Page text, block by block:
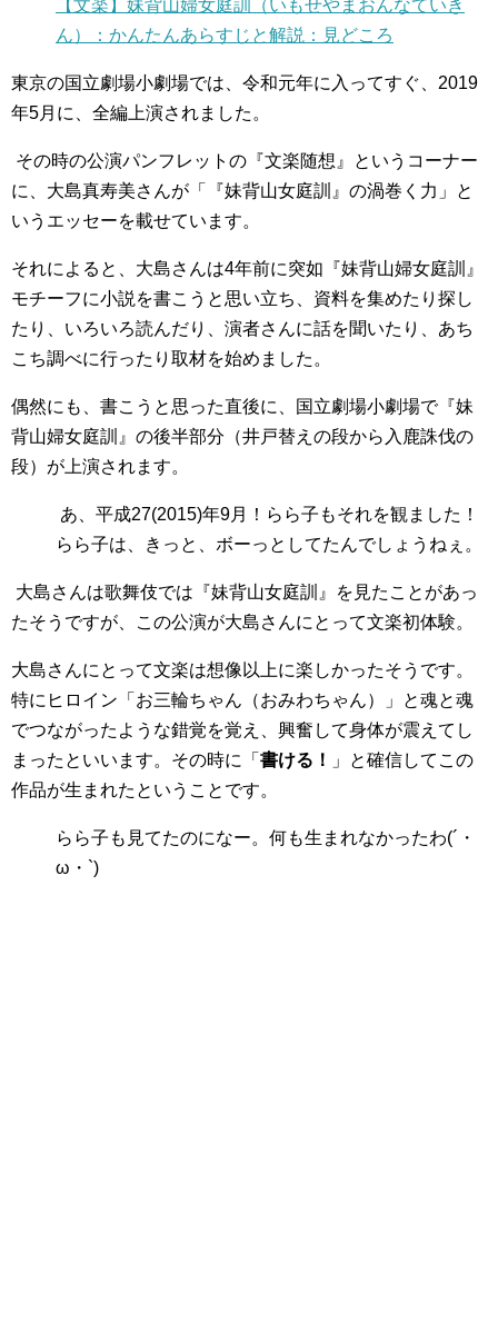
【文楽】妹背山婦女庭訓（いもせやまおんなていき
ん）：かんたんあらすじと解説：見どころ
東京の国立劇場小劇場では、令和元年に入ってすぐ、 2019
年5月に、全編上演されました。
その時の公演パンフレットの『文楽随想』というコーナー
に、大島真寿美さんが「『妹背山女庭訓』の渦巻く力」と
いうエッセーを載せています。
それによると、大島さんは4年前に突如『妹背山婦女庭訓』
モチーフに小説を書こうと思い立ち、資料を集めたり探し
たり、いろいろ読んだり、演者さんに話を聞いたり、あち
こち調べに行ったり取材を始めました。
偶然にも、書こうと思った直後に、国立劇場小劇場で『妹
背山婦女庭訓』の後半部分（井戸替えの段から入鹿誅伐の
段）が上演されます。
あ、平成27(2015)年9月！らら子もそれを観ました！
らら子は、きっと、ボーっとしてたんでしょうねぇ。
大島さんは歌舞伎では 『妹背山女庭訓』を 見たことがあっ
たそうですが、この公演が大島さんにとって文楽初体験。
大島さんにとって文楽は想像以上に楽しかったそうです。
特にヒロイン「お三輪ちゃん（おみわちゃん）」と魂と魂
でつながったような錯覚を覚え、興奮して身体が震えてし
まったといいます。その時に「 書ける！
」と確信してこの
作品が生まれたということです。
らら子も見てたのになー。何も生まれなかったわ(´・
ω・`)